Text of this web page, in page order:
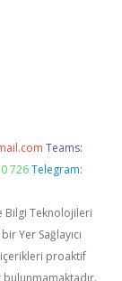
Teams:
726 Telegram:
Bilgi Teknolojileri
Yer Sağlayıcı
proaktif